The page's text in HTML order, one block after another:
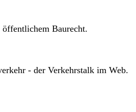
öffentlichem Baurecht.
- der Verkehrstalk im Web.